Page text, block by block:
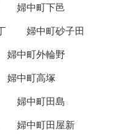
婦中町下邑
婦中町砂子田
婦中町外輪野
婦中町高塚
婦中町田島
婦中町田屋新